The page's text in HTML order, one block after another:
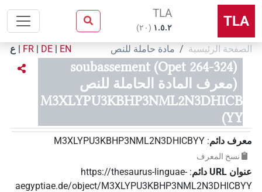
TLA
TLA
۱.٥.٢ (٢٠)
الصفحة الرئيسية مادة حاملة للنص EN
|
DE
|
FR
| ع
soubassement (Opet 264-324)
(معرف المادة الحاملة للنص
M3XLYPU3KBHP3NML2N3DHICB
YY)
معرف دائم:
M3XLYPU3KBHP3NML2N3DHICBYY
نسخ المعرف
عنوان‏ ‏URL‏ دائم :
https://thesaurus-linguae-
aegyptiae.de/object/M3XLYPU3KBHP3NML2N3DHICBYY